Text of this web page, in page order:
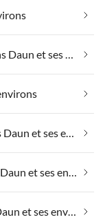
Appartements de vacances pas chers dans Daun et ses environs
Convient aux personnes allergiques dans Daun et ses environs
Emmener votre animal en vacances dans Daun et ses environs
Emmener votre chien en vacances dans Daun et ses environs